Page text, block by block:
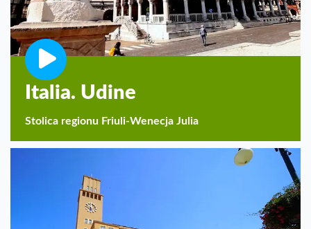
Italia. Udine
Stolica regionu Friuli-Wenecja Julia